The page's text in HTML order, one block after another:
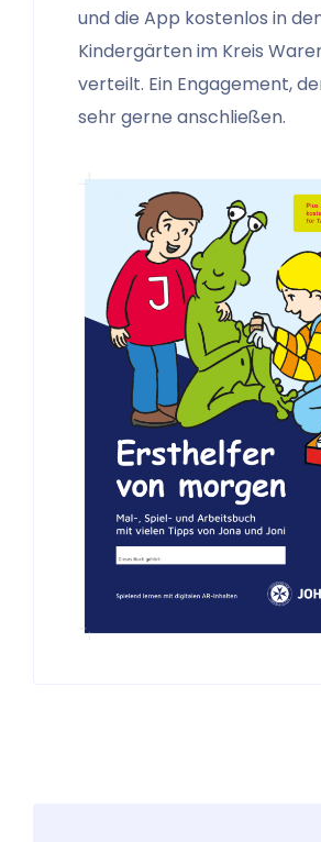
und die App kostenlos in
Kindergärten im Kreis
verteilt. Ein Engagement,
sehr gerne anschließen.